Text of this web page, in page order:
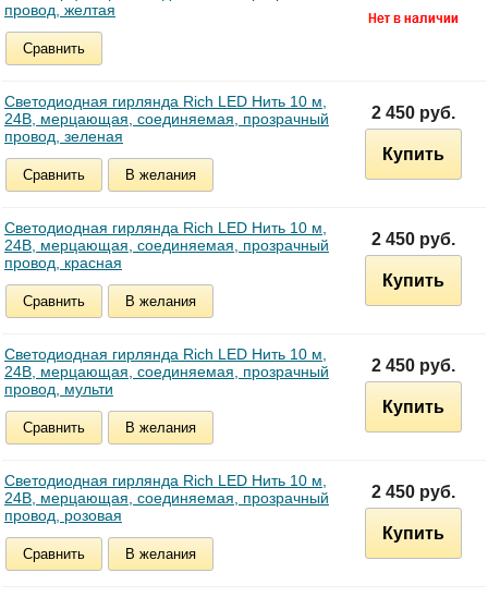
провод, желтая
Сравнить
Светодиодная гирлянда Rich LED Нить 10 м,
24В, мерцающая, соединяемая, прозрачный
провод, зеленая
Сравнить В желания
2 450 руб.
Купить
Светодиодная гирлянда Rich LED Нить 10 м,
24В, мерцающая, соединяемая, прозрачный
провод, красная
Сравнить В желания
2 450 руб.
Купить
Светодиодная гирлянда Rich LED Нить 10 м,
24В, мерцающая, соединяемая, прозрачный
провод, мульти
Сравнить В желания
2 450 руб.
Купить
Светодиодная гирлянда Rich LED Нить 10 м,
24В, мерцающая, соединяемая, прозрачный
провод, розовая
Сравнить В желания
2 450 руб.
Купить